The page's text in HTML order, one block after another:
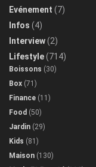
Evénement (7)
Infos (4)
Interview(2)
Lifestyle(714)
Boissons (30)
Box (71)
Finance (11)
Food (50)
Jardin (29)
Kids (81)
Maison (130)